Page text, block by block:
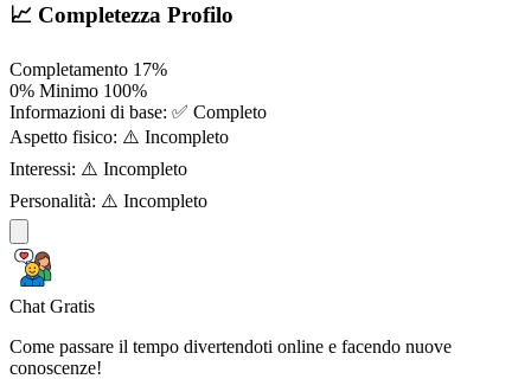
📈 Completezza Profilo
Completamento 17%
0% Minimo 100%
Informazioni di base: ✅ Completo
Aspetto fisico: ⚠️ Incompleto
Interessi: ⚠️ Incompleto
Personalità: ⚠️ Incompleto
Chat Gratis
Come passare il tempo divertendoti online e facendo nuove
conoscenze!